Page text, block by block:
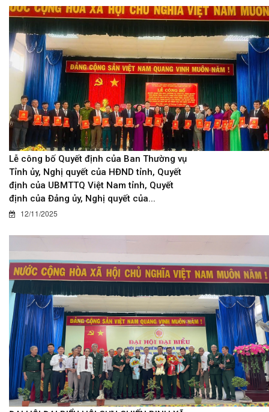
Lễ công bố Quyết định của Ban Thường vụ
Tỉnh ủy, Nghị quyết của HĐND tỉnh, Quyết
định của UBMTTQ Việt Nam tỉnh, Quyết
định của Đảng ủy, Nghị quyết của...
12/11/2025